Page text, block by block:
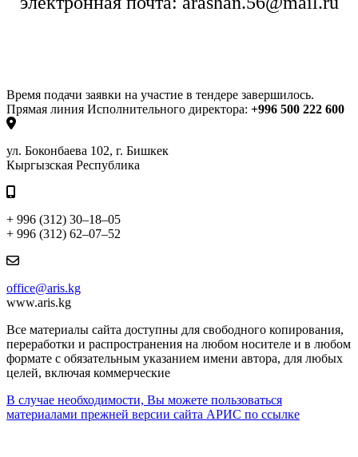
Время подачи заявки на участие в тендере завершилось.
Прямая линия Исполнительного директора: +996 500 222 600
ул. Боконбаева 102, г. Бишкек
Кыргызская Республика
+ 996 (312) 30–18–05
+ 996 (312) 62–07–52
office@aris.kg
www.aris.kg
Все материалы сайта доступны для свободного копирования,
переработки и распространения на любом носителе и в любом
формате с обязательным указанием имени автора, для любых
целей, включая коммерческие
В случае необходимости, Вы можете пользоваться
материалами прежней версии сайта АРИС по ссылке